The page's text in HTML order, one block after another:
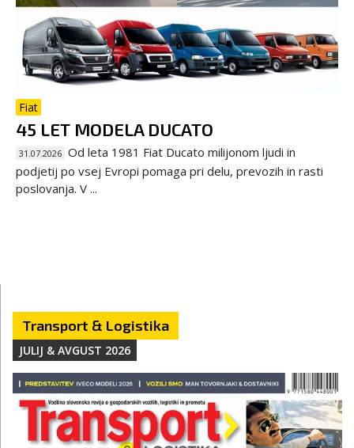
Fiat
45 LET MODELA DUCATO
31.07.2026 Od leta 1981 Fiat Ducato milijonom ljudi in
podjetij po vsej Evropi pomaga pri delu, prevozih in rasti
poslovanja. V ...
Transport & Logistika
JULIJ & AVGUST 2026